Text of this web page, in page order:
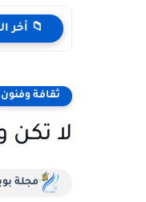
📁 أخر
ثقافة وفنون
لا تكن
مجلة